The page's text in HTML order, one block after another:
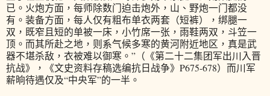
已。火炮方面，每师除数门迫击炮外，山、野炮一门都没
有。装备方面，每人仅有粗布单衣两套（短裤），绑腿一
双，既窄且短的单被一床，小竹席一张，雨鞋两双，斗笠一
顶。而其所赴之地，则系气候多寒的黄河附近地区，真是武
器不堪杀敌，衣被难以御寒。”（《第二十二集团军出川入晋
抗战》，《文史资料存稿选编抗日战争》P675-678）而川军
薪晌待遇仅及“中央军”的一半。